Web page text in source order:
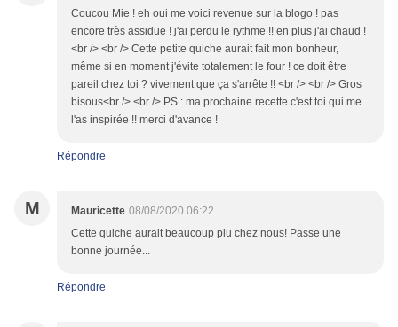
Coucou Mie ! eh oui me voici revenue sur la blogo ! pas
encore très assidue ! j'ai perdu le rythme !! en plus j'ai chaud !
<br /> <br /> Cette petite quiche aurait fait mon bonheur,
même si en moment j'évite totalement le four ! ce doit être
pareil chez toi ? vivement que ça s'arrête !! <br /> <br /> Gros
bisous<br /> <br /> PS : ma prochaine recette c'est toi qui me
l'as inspirée !! merci d'avance !
Répondre
M Mauricette 08/08/2020 06:22
Cette quiche aurait beaucoup plu chez nous! Passe une
bonne journée...
Répondre